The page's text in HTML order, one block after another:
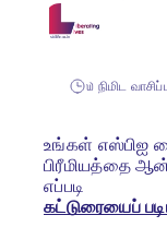
௰ நிமிட
உங்கள் எஸ்பிஐ
பிரீமியத்தை
எப்படி
கட்டுரையைப்